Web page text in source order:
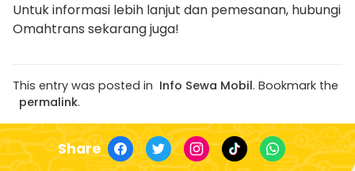
Untuk informasi lebih lanjut dan pemesanan, hubungi
Omahtrans sekarang juga!
This entry was posted in Info Sewa Mobil. Bookmark the
permalink.
Share